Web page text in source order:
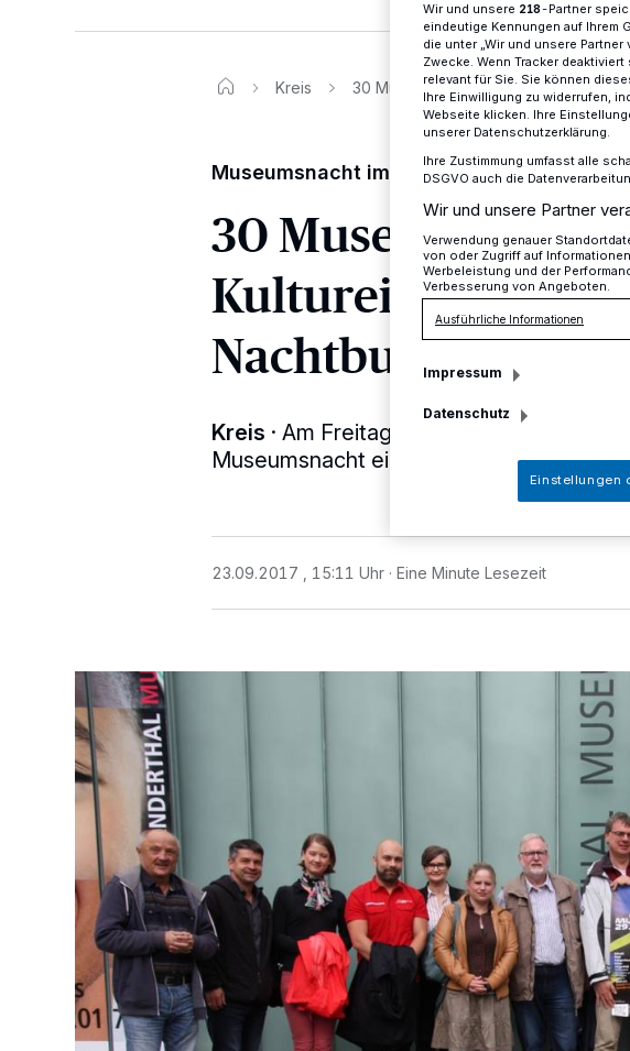
Kreis 30 Museen und Kultureinrichtungen
Museumsnacht im neanderland
30 Museen und
Nachtbummler
Kreis · Am Freitag, 29. September, lädt
Museumsnacht ein.
23.09.2017 , 15:11 Uhr Eine Minute Lesezeit
Wir und unsere 218-Partner
eindeutige Kennungen auf Ihrem
die unter „Wir und unsere
Zwecke. Wenn Tracker
relevant für Sie. Sie können
Ihre Einwilligung zu widerrufen,
Webseite klicken. Ihre
unserer Datenschutzerklärung.
Ihre Zustimmung umfasst alle
DSGVO auch die
Wir und unsere Partner
Verwendung genauer
von oder Zugriff auf
Werbeleistung und der
Verbesserung von Angeboten.
Ausführliche Informationen
Impressum
Datenschutz
Einstellungen